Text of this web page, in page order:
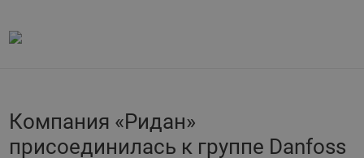
Компания «Ридан»
присоединилась к группе Danfoss